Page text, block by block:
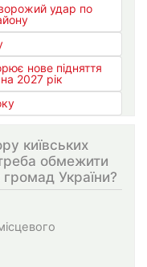
удар по
нове підняття
2027 рік
київських
обмежити
громад України?